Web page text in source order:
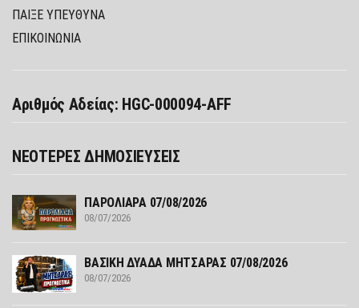
ΠΑΊΞΕ ΥΠΕΎΘΥΝΑ
ΕΠΙΚΟΙΝΩΝΙΑ
Αριθμός Αδείας: HGC-000094-AFF
ΝΕΟΤΕΡΕΣ ΔΗΜΟΣΙΕΥΣΕΙΣ
ΠΑΡΟΛΙΑΡΑ 07/08/2026
08/07/2026
ΒΑΣΙΚΗ ΔΥΑΔΑ ΜΗΤΣΑΡΑΣ 07/08/2026
08/07/2026